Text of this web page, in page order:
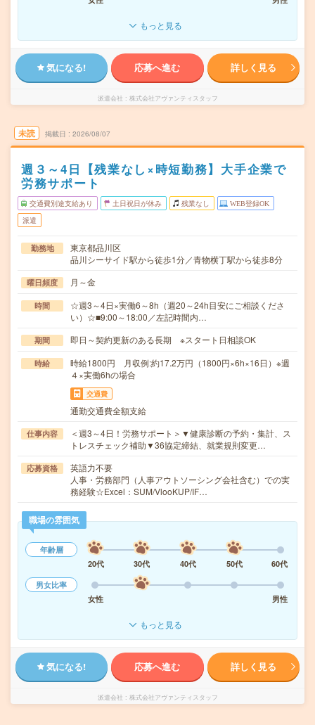
もっと見る
気になる! 応募へ進む 詳しく見る
派遣会社 株式会社アヴァンティスタッフ
未読 掲載日 2026/08/07
週３～4日【残業なし×時短勤務】大手企業で
労務サポート
交通費別途支給あり 土日祝日が休み 残業なし WEB登録OK
派遣
勤務地
東京都品川区
品川シーサイド駅から徒歩1分／青物横丁駅から徒歩8分
曜日頻度 月～金
時間
☆週3～4日×実働6～8h（週20～24h目安にご相談くださ
い）☆■9:00～18:00／左記時間内…
期間 即日～契約更新のある長期 ※スタート日相談OK
時給
時給1800円 月収例:約17.2万円（1800円×6h×16日）※週
４×実働6hの場合
交通費
通勤交通費全額支給
仕事内容
＜週3～4日！労務サポート＞▼健康診断の予約・集計、ス
トレスチェック補助▼36協定締結、就業規則変更…
応募資格
英語力不要
人事・労務部門（人事アウトソーシング会社含む）での実
務経験☆Excel：SUM/VlooKUP/IF…
職場の雰囲気
年齢層
20代
30代 40代 50代
60代
男女比率
女性
男性
もっと見る
気になる! 応募へ進む 詳しく見る
派遣会社 株式会社アヴァンティスタッフ